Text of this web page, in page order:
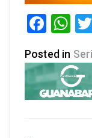
Posted in